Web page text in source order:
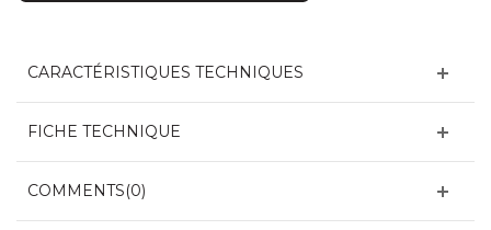
CARACTÉRISTIQUES TECHNIQUES
FICHE TECHNIQUE
COMMENTS(0)